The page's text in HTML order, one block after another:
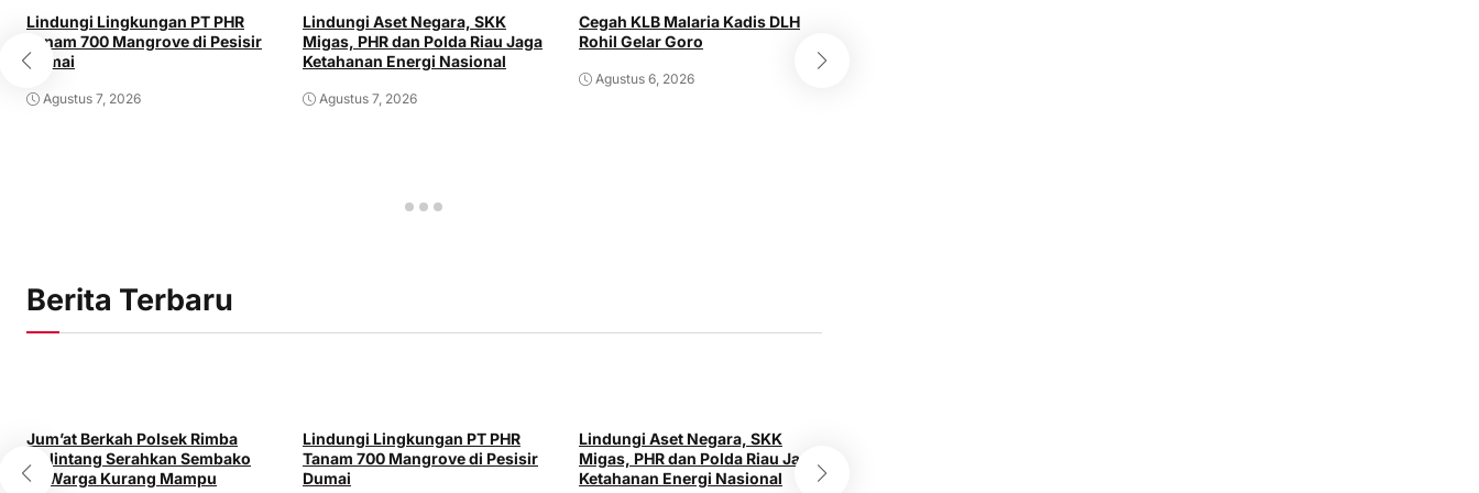
Lindungi Lingkungan PT PHR
Tanam 700 Mangrove di Pesisir
Dumai
Agustus 7, 2026
Lindungi Aset Negara, SKK
Migas, PHR dan Polda Riau Jaga
Ketahanan Energi Nasional
Agustus 7, 2026
Cegah KLB Malaria Kadis DLH
Rohil Gelar Goro
Agustus 6, 2026
Berita Terbaru
Jum’at Berkah Polsek Rimba
Melintang Serahkan Sembako
ke Warga Kurang Mampu
Lindungi Lingkungan PT PHR
Tanam 700 Mangrove di Pesisir
Dumai
Lindungi Aset Negara, SKK
Migas, PHR dan Polda Riau Jaga
Ketahanan Energi Nasional